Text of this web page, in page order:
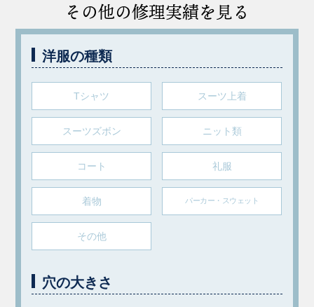
その他の修理実績を見る
洋服の種類
Tシャツ スーツ上着
スーツズボン ニット類
コート 礼服
着物 パーカー・スウェット
その他
穴の大きさ